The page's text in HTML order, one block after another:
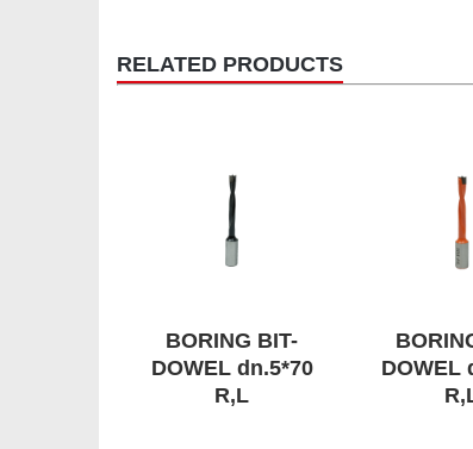
RELATED PRODUCTS
BORING BIT-
DOWEL dn.5*70
R,L
DOWEL